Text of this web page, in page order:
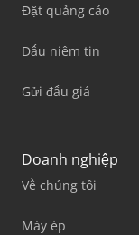
Đặt quảng cáo
Dấu niêm tin
Gửi đấu giá
Doanh nghiệp
Về chúng tôi
Máy ép